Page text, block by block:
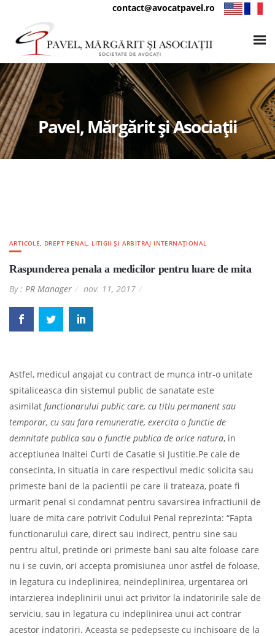
contact@avocatpavel.ro
Pavel, Mărgărit și Asociații
ARTICOLE, DREPT PENAL, LITIGII ȘI ARBITRAJ INTERNAȚIONAL
Raspunderea penala a medicilor pentru luare de mita
By : PR Manager nov. 11, 2017
Astfel, medicul angajat cu contract de munca intr-o unitate
spitaliceasca din sistemul public de sanatate este
asimilat functionarului public care, cu titlu permanent sau
temporar, cu sau fara remuneratie, exercita o functie de
demnitate publica sau o functie publica de orice natura, in
acceptiunea Inaltei Curti de Casatie si Justitie.Pe cale de
consecinta, in situatia in care respectivul medic solicita sau
primeste bani de la pacientii pe care ii trateaza, poate fi
urmarit penal si condamnat pentru savarsirea infractiunii de
luare de mita care potrivit Codului Penal reprezinta: “Fapta
functionarului care, direct sau indirect, pentru sine sau
pentru altul, pretinde ori primeste bani sau alte foloase care
nu i se cuvin, ori accepta promisiunea unor astfel de foloase,
in legatura cu indeplinirea, neindeplinirea, urgentarea ori
intarzierea indeplinirii unui act privitor la indatoririle sale de
serviciu, sau in legatura cu indeplinirea unui act contrar
acestor indatoriri. Aceasta se pedepseste cu inchisoare de la